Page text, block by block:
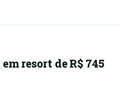
resort de R$ 745